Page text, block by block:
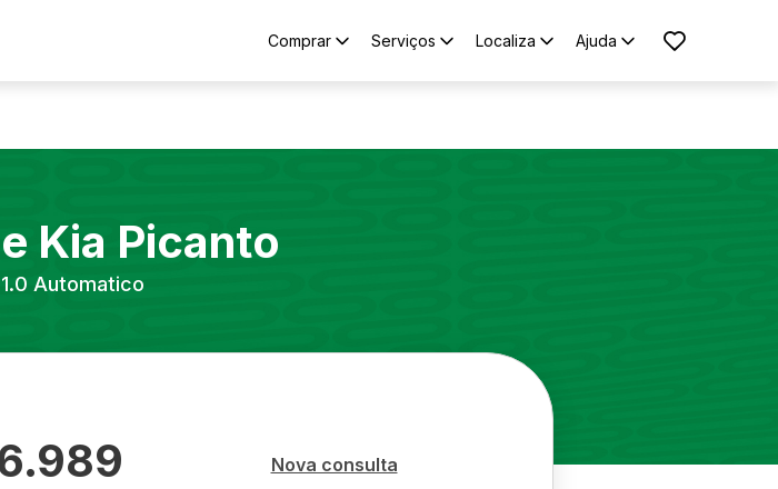
Comprar Serviços Localiza Ajuda
Kia Picanto
1.0 Automatico
Nova consulta